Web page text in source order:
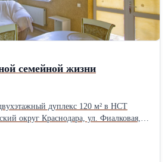
на машине. Отличный вариант для
дом в спокойном и развитом
семейной жизни
дуплекс 120 м² в НСТ
округ Краснодара, ул. Фиалковая,
семьи, которая ценит комфорт,
Дом полностью готов к
вложений. Дом 2013 года